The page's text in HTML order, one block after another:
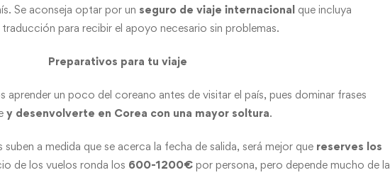
Se aconseja optar por un seguro de viaje internacional que incluya
para recibir el apoyo necesario sin problemas.
Preparativos para tu viaje
aprender un poco del coreano antes de visitar el país, pues dominar frases
y desenvolverte en Corea con una mayor soltura.
a medida que se acerca la fecha de salida, será mejor que reserves los
de los vuelos ronda los 600-1200€ por persona, pero depende mucho de la